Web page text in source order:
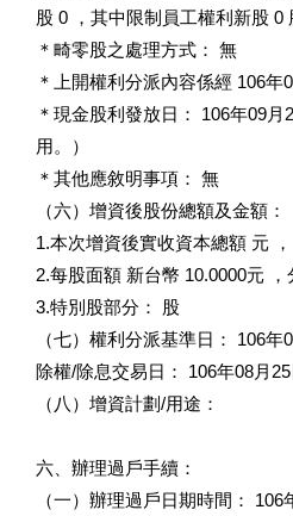
股 0 ，其中限制員工權利新股 0
＊畸零股之處理方式： 無
＊上開權利分派內容係經 106年
＊現金股利發放日： 106年09
用。）
＊其他應敘明事項： 無
（六）增資後股份總額及金額：
1.本次增資後實收資本總額 元
2.每股面額 新台幣 10.0000元 ，
3.特別股部分： 股
（七）權利分派基準日： 106年
除權/除息交易日： 106年08月
（八）增資計劃/用途：
六、辦理過戶手續：
（一）辦理過戶日期時間：